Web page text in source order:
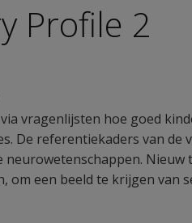
Profile 2
vragenlijsten hoe goed
De referentiekaders van
Nieuw
om een beeld te krijgen van